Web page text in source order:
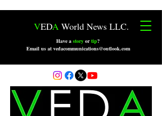
VEDA World News LLC.
Have a story ortip?
Email us at vedacommunications@outlook.com